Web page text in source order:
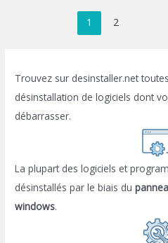
1 2
Trouvez sur desinstaller.net
désinstallation de logiciels dont
débarrasser.
La plupart des logiciels et
désinstallés par le biais du
windows.